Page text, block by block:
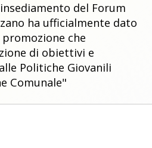
del Forum
ha ufficialmente dato
che
di obiettivi e
Politiche Giovanili
Comunale"